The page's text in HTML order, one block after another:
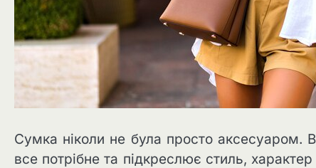
Сумка ніколи не була просто аксесуаром.
все потрібне та підкреслює стиль,